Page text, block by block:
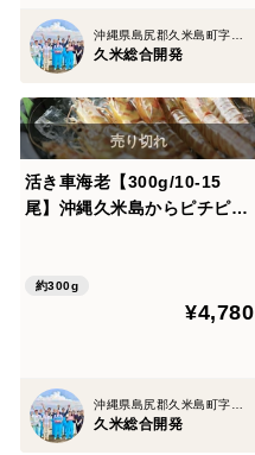
久米総合開発
活き車海老【300g/10-15
尾】沖縄久米島からピチピチ
約300g
¥4,780
久米総合開発